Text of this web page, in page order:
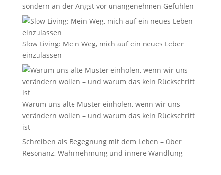
sondern an der Angst vor unangenehmen Gefühlen
Slow Living: Mein Weg, mich auf ein neues Leben
einzulassen
Warum uns alte Muster einholen, wenn wir uns
verändern wollen – und warum das kein Rückschritt
ist
Schreiben als Begegnung mit dem Leben – über
Resonanz, Wahrnehmung und innere Wandlung